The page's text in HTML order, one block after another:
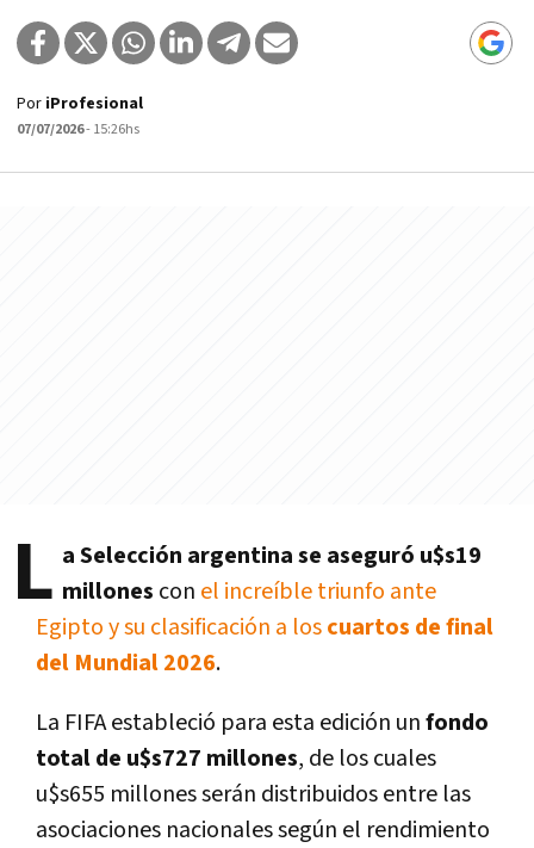
Por iProfesional
07/07/2026- 15:26hs
L a Selección argentina se aseguró u$s19
millones con el increíble triunfo ante
Egipto y su clasificación a loscuartos de final
del Mundial 2026.
La FIFA estableció para esta edición unfondo
total de u$s727 millones, de los cuales
u$s655 millones serán distribuidos entre las
asociaciones nacionales según el rendimiento